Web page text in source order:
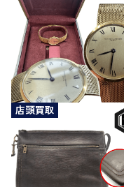
店頭買取